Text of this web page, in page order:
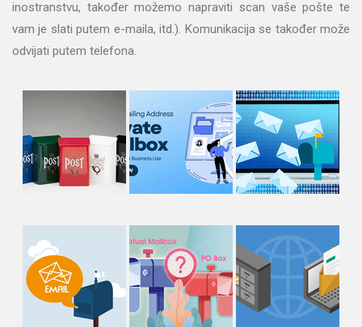
inostranstvu, također možemo napraviti scan vaše pošte te
vam je slati putem e-maila, itd.). Komunikacija se također može
odvijati putem telefona.